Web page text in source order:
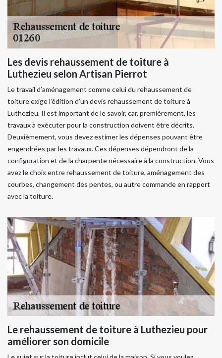
Les devis rehaussement de toiture à
Luthezieu selon Artisan Pierrot
Le travail d’aménagement comme celui du rehaussement de
toiture exige l’édition d’un devis rehaussement de toiture à
Luthezieu. Il est important de le savoir, car, premièrement, les
travaux à exécuter pour la construction doivent être décrits.
Deuxièmement, vous devez estimer les dépenses pouvant être
engendrées par les travaux. Ces dépenses dépendront de la
configuration et de la charpente nécessaire à la construction. Vous
avez le choix entre rehaussement de toiture, aménagement des
courbes, changement des pentes, ou autre commande en rapport
avec la toiture.
Le rehaussement de toiture à Luthezieu pour
améliorer son domicile